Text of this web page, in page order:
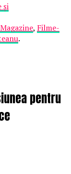
și
, Filme-
.
pentru